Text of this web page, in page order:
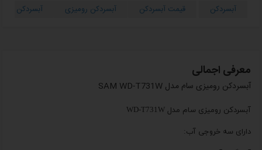
آبسردکن قیمت آبسردکن آبسردکن رومیزی آبسردکن
معرفی اجمالی
آبسردکن رومیزی سام مدل SAM WD-T731W
آبسردکن رومیزی سام مدل WD-T731W
دارای سه خروجی آب: